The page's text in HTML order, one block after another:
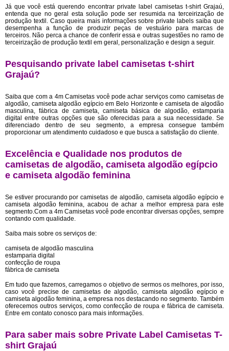
Já que você está querendo encontrar private label camisetas t-shirt Grajaú,
entenda que no geral esta solução pode ser resumida na terceirização de
produção textil. Caso queira mais informações sobre private labels saiba que
desempenha a função de produzir peças de vestuário para marcas de
terceiros. Não perca a chance de conferir essa e outras sugestões no ramo de
terceirização de produção textil em geral, personalização e design a seguir.
Pesquisando private label camisetas t-shirt
Grajaú?
Saiba que com a 4m Camisetas você pode achar serviços como camisetas de
algodão, camiseta algodão egípcio em Belo Horizonte e camiseta de algodão
masculina, fábrica de camiseta, camiseta básica de algodão, estamparia
digital entre outras opções que são oferecidas para a sua necessidade. Se
diferenciado dentro de seu segmento, a empresa consegue também
proporcionar um atendimento cuidadoso e que busca a satisfação do cliente.
Excelência e Qualidade nos produtos de
camisetas de algodão, camiseta algodão egípcio
e camiseta algodão feminina
Se estiver procurando por camisetas de algodão, camiseta algodão egípcio e
camiseta algodão feminina, acabou de achar a melhor empresa para este
segmento.Com a 4m Camisetas você pode encontrar diversas opções, sempre
contando com qualidade.
Saiba mais sobre os serviços de:
camiseta de algodão masculina
estamparia digital
confecção de roupa
fábrica de camiseta
Em tudo que fazemos, carregamos o objetivo de sermos os melhores, por isso,
caso você precise de camisetas de algodão, camiseta algodão egípcio e
camiseta algodão feminina, a empresa nos destacando no segmento. Também
oferecemos outros serviços, como confecção de roupa e fábrica de camiseta.
Entre em contato conosco para mais informações.
Para saber mais sobre Private Label Camisetas T-
shirt Grajaú